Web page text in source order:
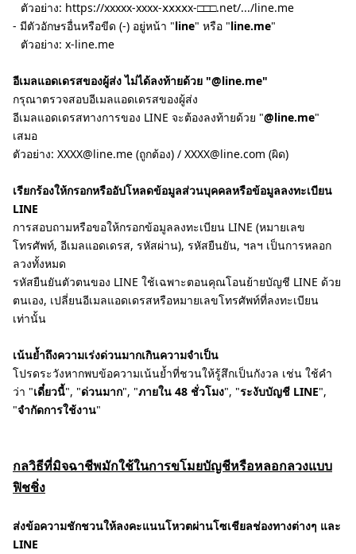
ตัวอย่าง: https://xxxxx-xxxx-ⅹⅹⅹⅹx-□□□.net/.../line.me
- มีตัวอักษรอื่นหรือขีด (-) อยู่หน้า "line" หรือ "line.me"
ตัวอย่าง: x-line.me
อีเมลแอดเดรสของผู้ส่ง ไม่ได้ลงท้ายด้วย "@line.me"
กรุณาตรวจสอบอีเมลแอดเดรสของผู้ส่ง
อีเมลแอดเดรสทางการของ LINE จะต้องลงท้ายด้วย "@line.me"
เสมอ
ตัวอย่าง: XXXX@line.me (ถูกต้อง) / XXXX@line.com (ผิด)
เรียกร้องให้กรอกหรืออัปโหลดข้อมูลส่วนบุคคลหรือข้อมูลลงทะเบียน
LINE
การสอบถามหรือขอให้กรอกข้อมูลลงทะเบียน LINE (หมายเลข
โทรศัพท์, อีเมลแอดเดรส, รหัสผ่าน), รหัสยืนยัน, ฯลฯ เป็นการหลอก
ลวงทั้งหมด
รหัสยืนยันตัวตนของ LINE ใช้เฉพาะตอนคุณโอนย้ายบัญชี LINE ด้วย
ตนเอง, เปลี่ยนอีเมลแอดเดรสหรือหมายเลขโทรศัพท์ที่ลงทะเบียน
เท่านั้น
เน้นย้ำถึงความเร่งด่วนมากเกินความจำเป็น
โปรดระวังหากพบข้อความเน้นย้ำที่ชวนให้รู้สึกเป็นกังวล เช่น ใช้คำ
ว่า "เดี๋ยวนี้", "ด่วนมาก", "ภายใน 48 ชั่วโมง", "ระงับบัญชี LINE",
"จำกัดการใช้งาน"
กลวิธีที่มิจฉาชีพมักใช้ในการขโมยบัญชีหรือหลอกลวงแบบ
ฟิชชิ่ง
ส่งข้อความชักชวนให้ลงคะแนนโหวตผ่านโซเชียลช่องทางต่างๆ และ
LINE